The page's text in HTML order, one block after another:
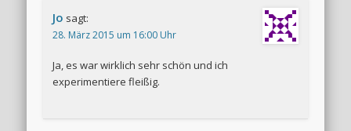
Jo sagt:
28. März 2015 um 16:00 Uhr
Ja, es war wirklich sehr schön und ich
experimentiere fleißig.